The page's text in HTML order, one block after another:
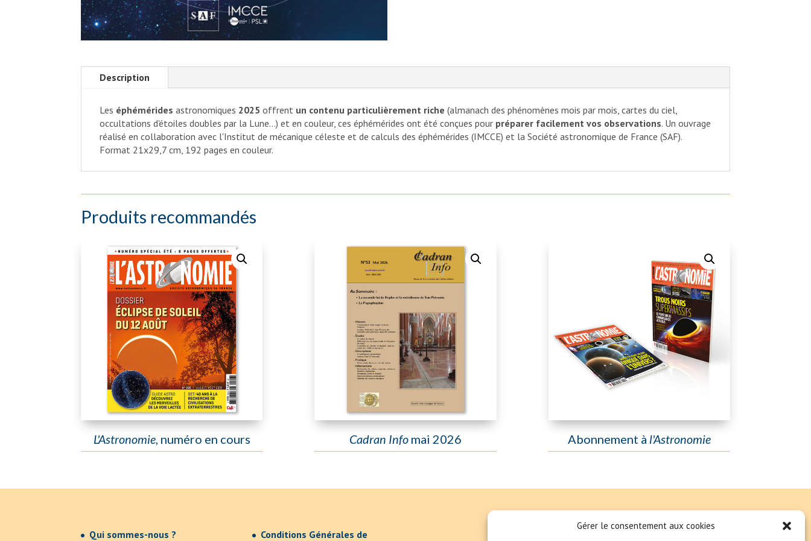
Gérer le consentement aux cookies
Description
Les éphéméridesastronomiques 2025offrent un contenu particulièrement riche (almanach des phénomènes mois par mois, cartes du ciel,
occultations d'étoiles doubles par la Lune...) et en couleur, ces éphémérides ont été conçues pour préparer facilement vos observations. Un ouvrage
réalisé en collaboration avec l'Institut de mécanique céleste et de calculs des éphémérides (IMCCE) et la Société astronomique de France (SAF).
Format 21x29,7 cm, 192 pages en couleur.
Produits recommandés
L'Astronomie, numéro en cours Cadran Infomai 2026 Abonnement à l'Astronomie
Qui sommes-nous ? Conditions Générales de